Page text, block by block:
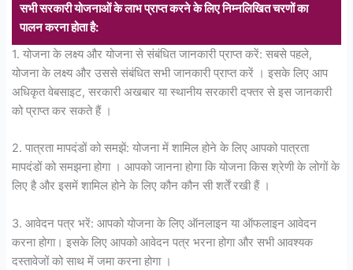
सभी सरकारी योजनाओं के लाभ प्राप्त करने के लिए निम्नलिखित चरणों का
पालन करना होता है:
1. योजना के लक्ष्य और योजना से संबंधित जानकारी प्राप्त करें: सबसे पहले,
योजना के लक्ष्य और उससे संबंधित सभी जानकारी प्राप्त करें । इसके लिए आप
अधिकृत वेबसाइट, सरकारी अखबार या स्थानीय सरकारी दफ्तर से इस जानकारी
को प्राप्त कर सकते हैं ।
2. पात्रता मापदंडों को समझें: योजना में शामिल होने के लिए आपको पात्रता
मापदंडों को समझना होगा । आपको जानना होगा कि योजना किस श्रेणी के लोगों के
लिए है और इसमें शामिल होने के लिए कौन कौन सी शर्तें रखी हैं ।
3. आवेदन पत्र भरें: आपको योजना के लिए ऑनलाइन या ऑफलाइन आवेदन
करना होगा। इसके लिए आपको आवेदन पत्र भरना होगा और सभी आवश्यक
दस्तावेजों को साथ में जमा करना होगा ।